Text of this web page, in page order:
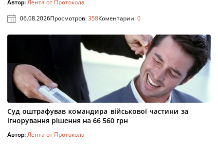
Автор:Лента от Протокола
06.08.2026Просмотров:358Коментарии:0
Суд оштрафував командира військової частини за
ігнорування рішення на 66 560 грн
Автор:Лента от Протокола